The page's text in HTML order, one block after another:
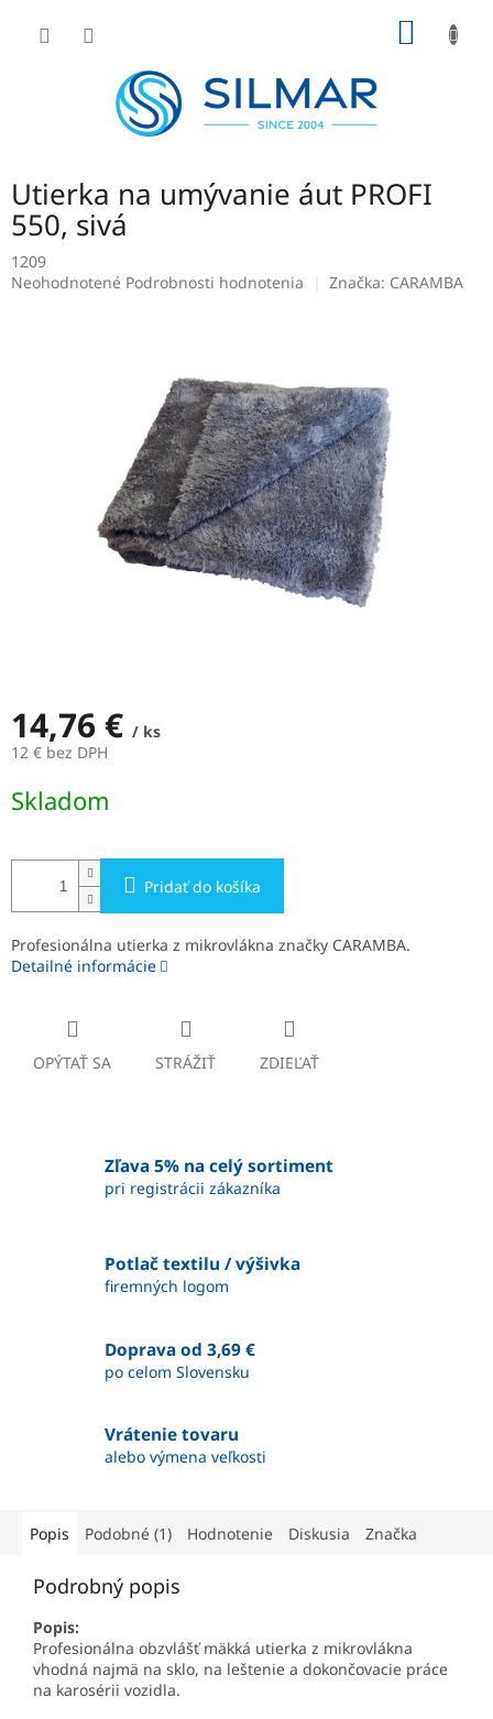
Utierka na umývanie áut PROFI
550, sivá
1209
Priemerné
Neohodnotené Podrobnosti hodnotenia Značka: CARAMBA
14,76 € / ks
12 € bez DPH
cena:
Skladom
Pridať do košíka
Profesionálna utierka z mikrovlákna značky CARAMBA.
Detailné informácie
OPÝTAŤ SA STRÁŽIŤ ZDIEĽAŤ
Zľava 5% na celý sortiment
pri registrácii zákazníka
Potlač textilu / výšivka
firemných logom
Doprava od 3,69 €
po celom Slovensku
Vrátenie tovaru
alebo výmena veľkosti
Popis Podobné (1) Hodnotenie Diskusia Značka
Podrobný popis
Popis:
Profesionálna obzvlášť mäkká utierka z mikrovlákna
vhodná najmä na sklo, na leštenie a dokončovacie práce
na karosérii vozidla.